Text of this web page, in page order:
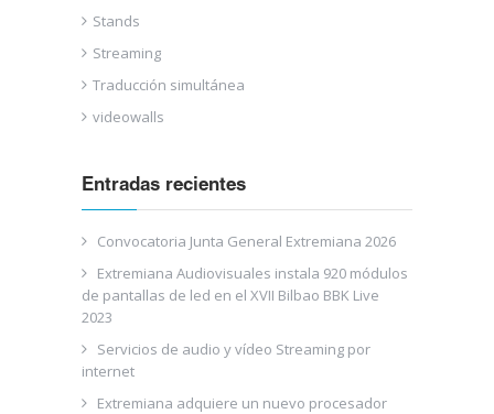
Stands
Streaming
Traducción simultánea
videowalls
Entradas recientes
Convocatoria Junta General Extremiana 2026
Extremiana Audiovisuales instala 920 módulos
de pantallas de led en el XVII Bilbao BBK Live
2023
Servicios de audio y vídeo Streaming por
internet
Extremiana adquiere un nuevo procesador